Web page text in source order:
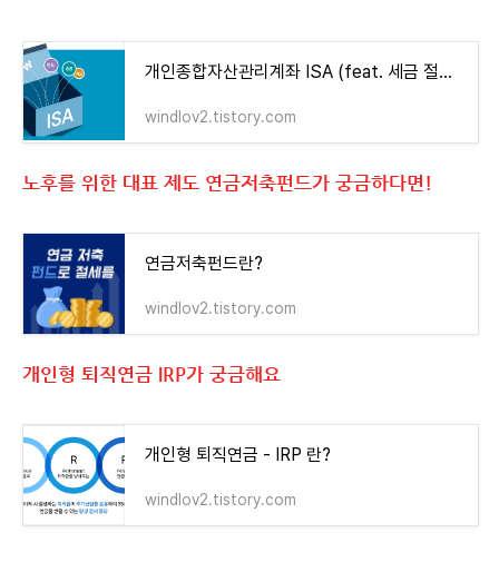
개인종합자산관리계좌 ISA (feat. 세금 절약 만능 계좌) 가 궁금하다면!
windlov2.tistory.com
노후를 위한 대표 제도 연금저축펀드가 궁금하다면!
연금저축펀드란?
windlov2.tistory.com
개인형 퇴직연금 IRP가 궁금해요
개인형 퇴직연금 - IRP 란?
windlov2.tistory.com